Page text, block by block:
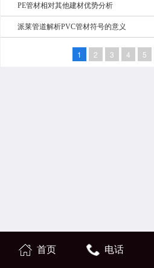
PE管材相对其他建材优势分析
派莱管道解析PVC管材符号的意义
1 2 3 4 5
首页 电话